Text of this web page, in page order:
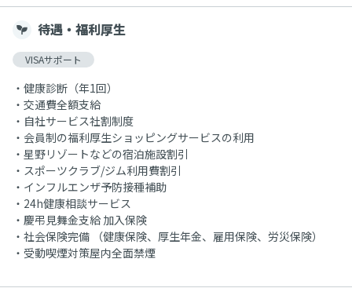
待遇・福利厚生
VISAサポート
・健康診断（年1回）
・交通費全額支給
・自社サービス社割制度
・会員制の福利厚生ショッピングサービスの利用
・星野リゾートなどの宿泊施設割引
・スポーツクラブ/ジム利用費割引
・インフルエンザ予防接種補助
・24h健康相談サービス
・慶弔見舞金支給 加入保険
・社会保険完備 （健康保険、厚生年金、雇用保険、労災保険）
・受動喫煙対策屋内全面禁煙